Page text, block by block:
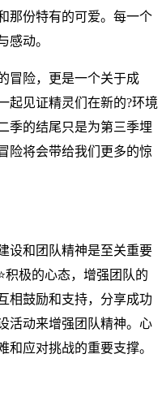
那份特有的可爱。每一个
感动。
冒险，更是一个关于成
起见证精灵们在新的?环境
季的结尾只是为第三季埋
险将会带给我们更多的惊
设和团队精神是至关重要
积极的心态，增强团队的
相鼓励和支持，分享成功
活动来增强团队精神。心
和应对挑战的重要支撑。